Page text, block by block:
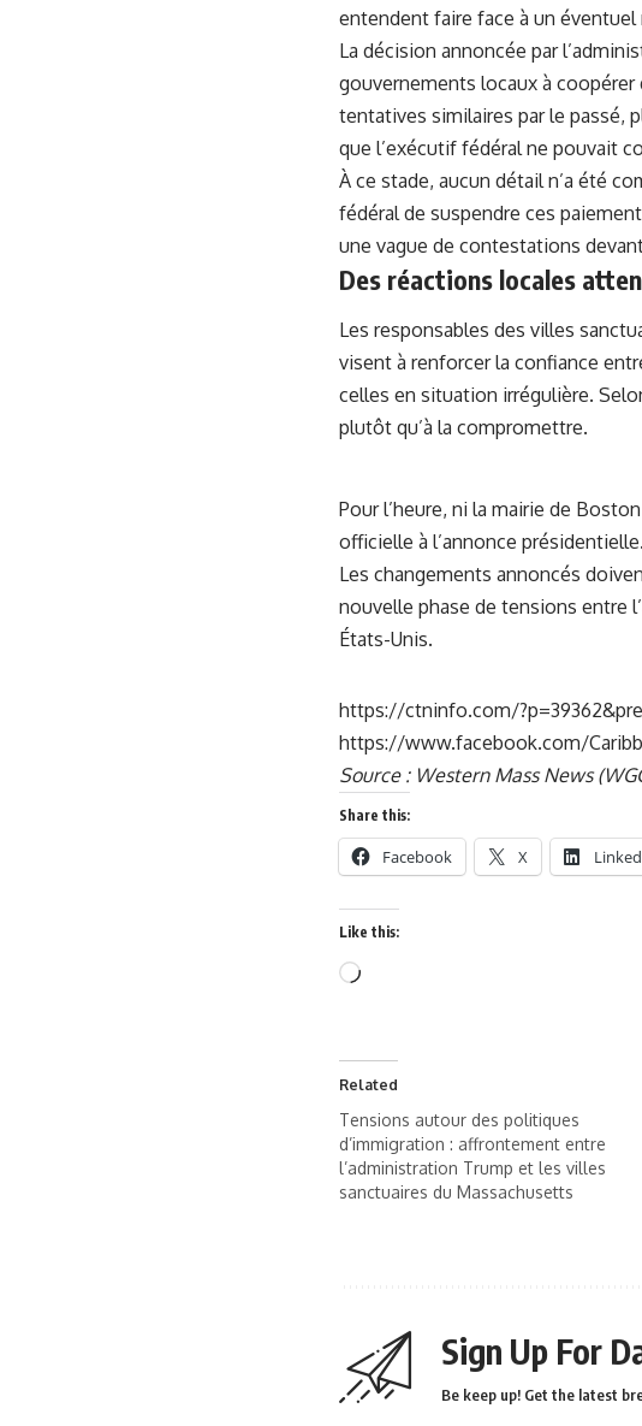
entendent faire face à un éventuel
La décision annoncée par
gouvernements locaux à coopérer
tentatives similaires par le passé,
que l’exécutif fédéral ne pouvait
À ce stade, aucun détail n’a été
fédéral de suspendre ces
une vague de contestations
Des réactions locales
Les responsables des villes
visent à renforcer la confiance
celles en situation irrégulière.
plutôt qu’à la compromettre.
Pour l’heure, ni la mairie de
officielle à l’annonce présidentielle.
Les changements annoncés
nouvelle phase de tensions entre
États-Unis.
https://ctninfo.com/
https://www.facebook.com/
Source : Western Mass News
Share this:
Facebook X
Like this:
Related
Tensions autour des politiques
d’immigration : affrontement entre
l’administration Trump et les villes
sanctuaires du Massachusetts
Sign Up For
Be keep up! Get the latest